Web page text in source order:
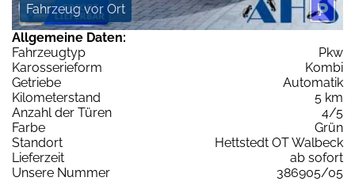
Fahrzeug vor Ort
Allgemeine Daten:
Fahrzeugtyp
Pkw
Karosserieform
Kombi
Getriebe
Automatik
Kilometerstand
5 km
Anzahl der Türen
4/5
Farbe
Grün
Standort
Hettstedt OT Walbeck
Lieferzeit
ab sofort
Unsere Nummer
386905/05